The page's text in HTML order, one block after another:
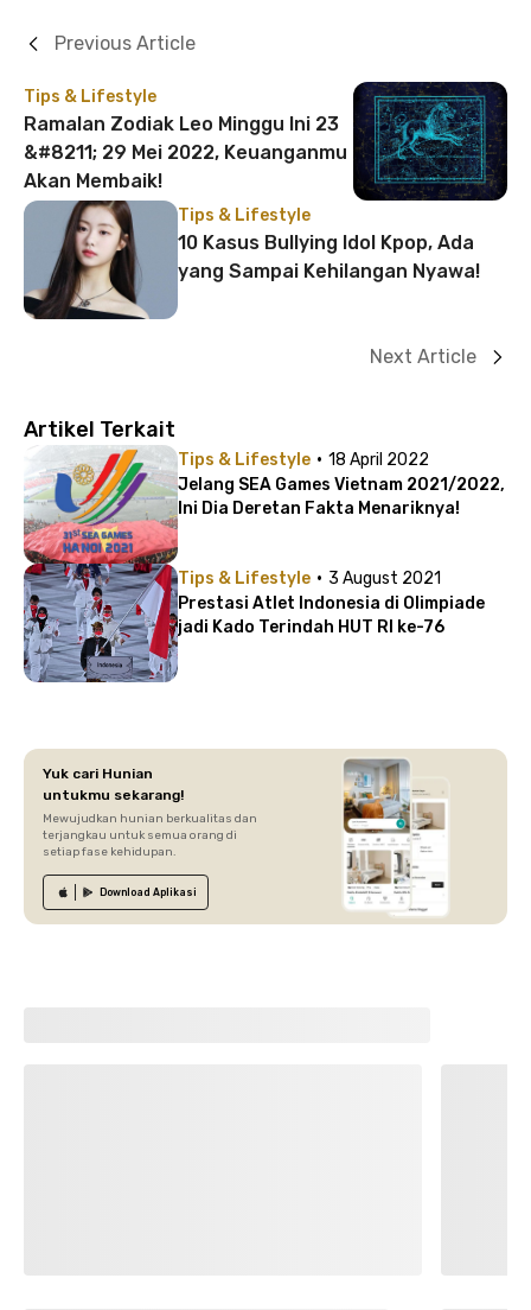
Tips & Lifestyle
Ramalan Zodiak Leo Minggu Ini 23
&#8211; 29 Mei 2022, Keuanganmu
Akan Membaik!
Previous Article
Tips & Lifestyle
10 Kasus Bullying Idol Kpop, Ada
yang Sampai Kehilangan Nyawa!
Next Article
Artikel Terkait
Tips & Lifestyle · 18 April 2022
Jelang SEA Games Vietnam 2021/2022,
Ini Dia Deretan Fakta Menariknya!
Tips & Lifestyle · 3 August 2021
Prestasi Atlet Indonesia di Olimpiade
jadi Kado Terindah HUT RI ke-76
Yuk cari Hunian
untukmu sekarang!
Mewujudkan hunian berkualitas dan
terjangkau untuk semua orang di
setiap fase kehidupan.
Download Aplikasi